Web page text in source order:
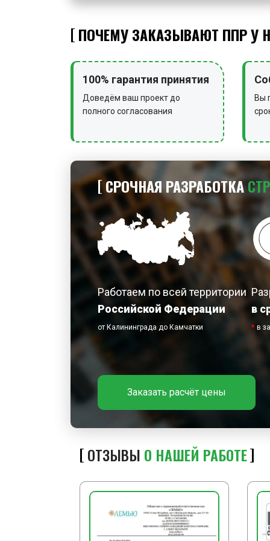
ПОЧЕМУ ЗАКАЗЫВАЮТ ППР У
100% гарантия принятия
Доведём ваш проект до
полного согласования
Вы
СРОЧНАЯ РАЗРАБОТКА
Работаем по всей территории
Российской Федерации
от Калининграда до Камчатки
в
* в
Заказать расчёт цены
ОТЗЫВЫ О НАШЕЙ РАБОТЕ